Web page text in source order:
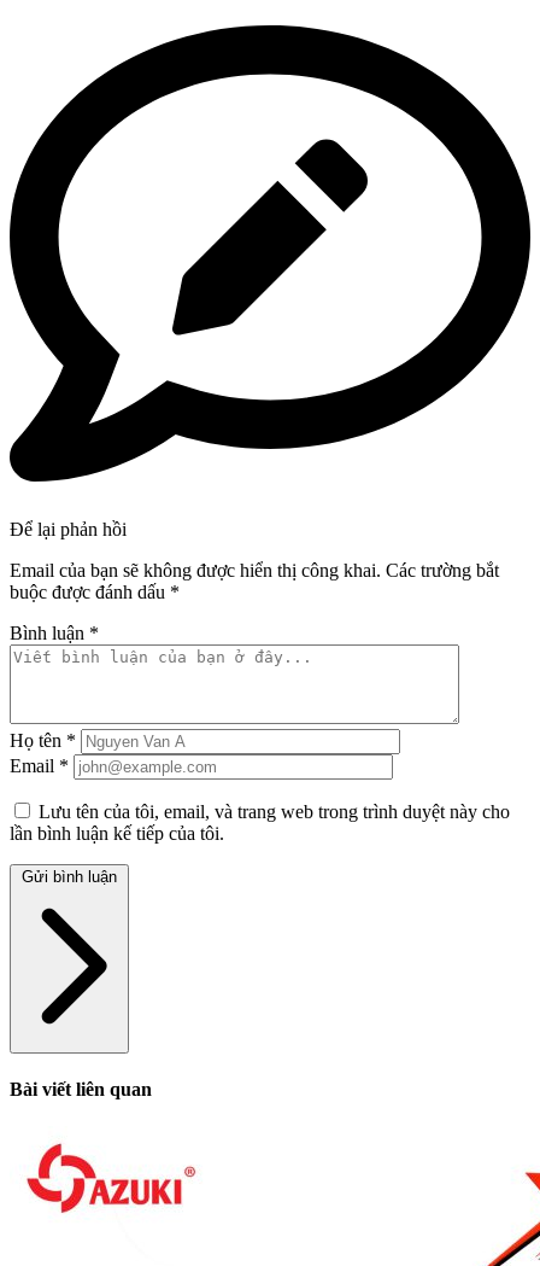
Để lại phản hồi
Email của bạn sẽ không được hiển thị công khai. Các trường bắt
buộc được đánh dấu *
Bình luận *
Họ tên *
Email *
Lưu tên của tôi, email, và trang web trong trình duyệt này cho
lần bình luận kế tiếp của tôi.
Bài viết liên quan